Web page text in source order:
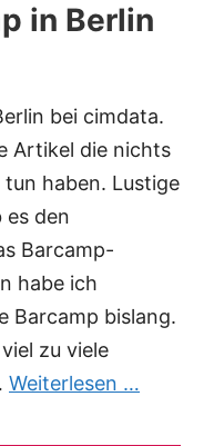
in Berlin
bei cimdata.
Artikel die nichts
haben. Lustige
es den
Barcamp-
habe ich
Barcamp bislang.
zu viele
Weiterlesen …